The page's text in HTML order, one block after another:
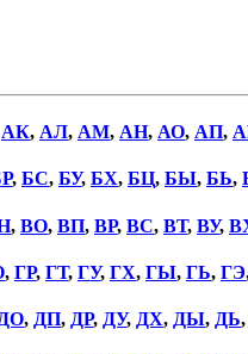
АК, АЛ, АМ, АН, АО, АП,
, БС, БУ, БХ, БЦ, БЫ, БЬ,
, ВО, ВП, ВР, ВС, ВТ, ВУ,
, ГР, ГТ, ГУ, ГХ, ГЫ, ГЬ, ГЭ
ДО, ДП, ДР, ДУ, ДХ, ДЫ, ДЬ,